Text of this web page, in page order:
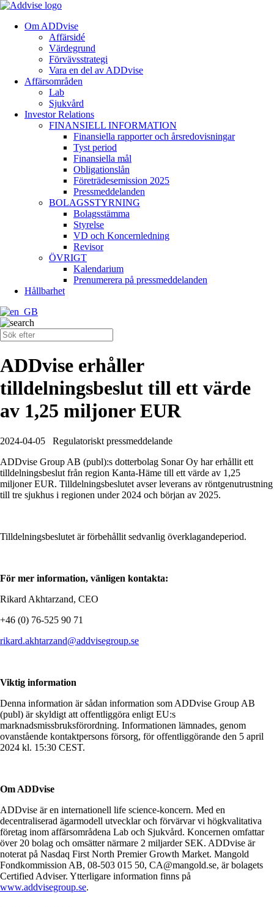
Om ADDvise
Affärsidé
Värdegrund
Förvävsstrategi
Vara en del av ADDvise
Affärsområden
Lab
Sjukvård
Investor Relations
FINANSIELL INFORMATION
Finansiella rapporter och årsredovisningar
Tyst period
Finansiella mål
Obligationslån
Företrädesemission 2025
Pressmeddelanden
BOLAGSSTYRNING
Bolagsstämma
Styrelse
VD och Koncernledning
Revisor
ÖVRIGT
Kalendarium
Prenumerera på pressmeddelanden
Hållbarhet
ADDvise erhåller
tilldelningsbeslut till ett värde
av 1,25 miljoner EUR
2024-04-05
Regulatoriskt pressmeddelande
ADDvise Group AB (publ):s dotterbolag Sonar Oy har erhållit ett
tilldelningsbeslut från region Kanta-Häme till ett värde av 1,25
miljoner EUR. Tilldelningsbeslutet avser leverans av röntgenutrustning
till tre sjukhus i regionen under 2024 och början av 2025.
Tilldelningsbeslutet är förbehållit sedvanlig överklagandeperiod.
För mer information, vänligen kontakta:
Rikard Akhtarzand, CEO
+46 (0) 76-525 90 71
rikard.akhtarzand@addvisegroup.se
Viktig information
Denna information är sådan information som ADDvise Group AB
(publ) är skyldigt att offentliggöra enligt EU:s
marknadsmissbruksförordning. Informationen lämnades, genom
ovanstående kontaktpersons försorg, för offentliggörande den 5 april
2024 kl. 15:30 CEST.
Om ADDvise
ADDvise är en internationell life science-koncern. Med en
decentraliserad ägarmodell utvecklar och förvärvar vi högkvalitativa
företag inom affärsområdena Lab och Sjukvård. Koncernen omfattar
över 20 bolag och omsätter närmare 2 miljarder SEK. ADDvise är
noterat på Nasdaq First North Premier Growth Market. Mangold
Fondkommission AB, 08-503 015 50, CA@mangold.se, är bolagets
Certified Adviser. Ytterligare information finns på
www.addvisegroup.se.